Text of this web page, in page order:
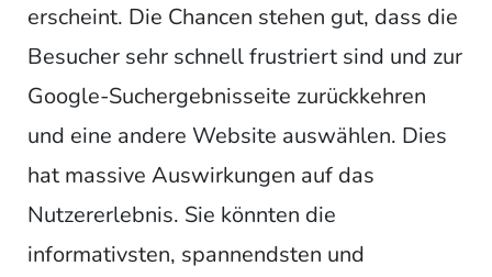
erscheint. Die Chancen stehen gut, dass die
Besucher sehr schnell frustriert sind und zur
Google-Suchergebnisseite zurückkehren
und eine andere Website auswählen. Dies
hat massive Auswirkungen auf das
Nutzererlebnis. Sie könnten die
informativsten, spannendsten und